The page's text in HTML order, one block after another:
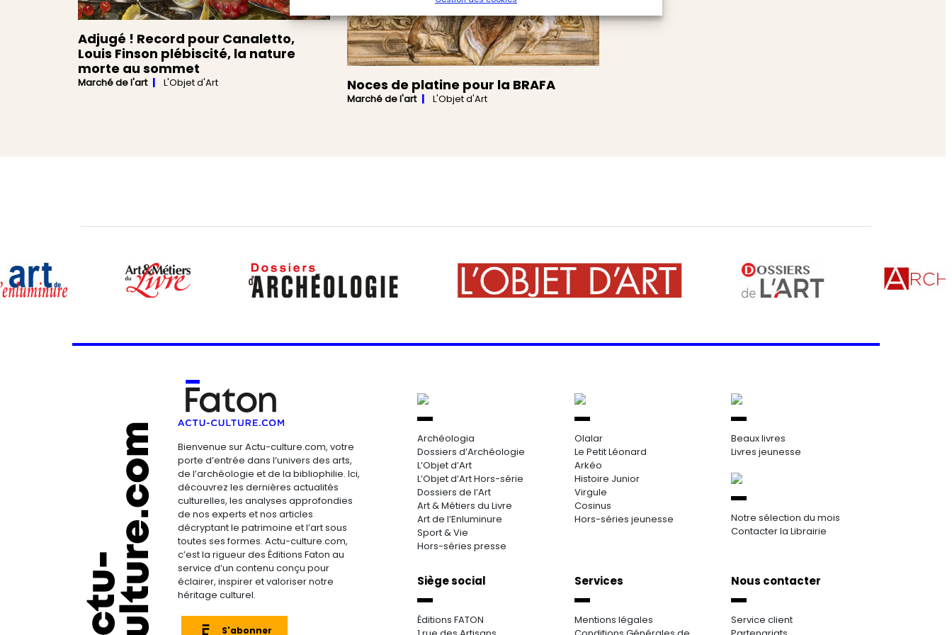
Adjugé ! Record pour Canaletto,
Louis Finson plébiscité, la nature
morte au sommet
Marché de l'art L'Objet d'Art Noces de platine pour la BRAFA
Marché de l'art L'Objet d'Art
Bienvenue sur Actu-culture.com, votre
porte d’entrée dans l’univers des arts,
de l’archéologie et de la bibliophilie. Ici,
découvrez les dernières actualités
culturelles, les analyses approfondies
de nos experts et nos articles
décryptant le patrimoine et l’art sous
toutes ses formes. Actu-culture.com,
c’est la rigueur des Éditions Faton au
service d’un contenu conçu pour
éclairer, inspirer et valoriser notre
héritage culturel.
S'abonner
Archéologia
Dossiers d’Archéologie
L’Objet d’Art
L’Objet d’Art Hors-série
Dossiers de l’Art
Art & Métiers du Livre
Art de l’Enluminure
Sport & Vie
Hors-séries presse
Olalar
Le Petit Léonard
Arkéo
Histoire Junior
Virgule
Cosinus
Hors-séries jeunesse
Beaux livres
Livres jeunesse
Notre sélection du mois
Contacter la Librairie
Siège social
Éditions FATON
Services
Mentions légales
Nous contacter
Service client